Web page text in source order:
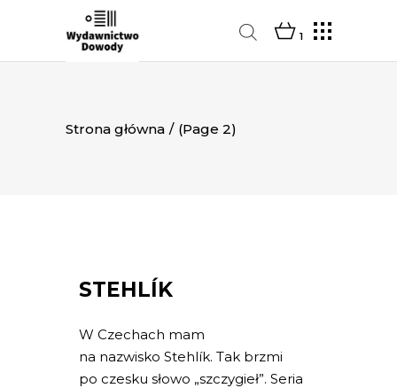
1
Strona główna / (Page 2)
STEHLÍK
W Czechach mam
na nazwisko Stehlík. Tak brzmi
po czesku słowo „szczygieł”. Seria